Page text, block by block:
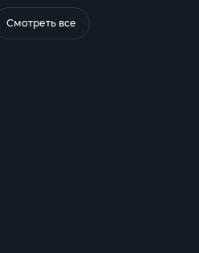
Смотреть все